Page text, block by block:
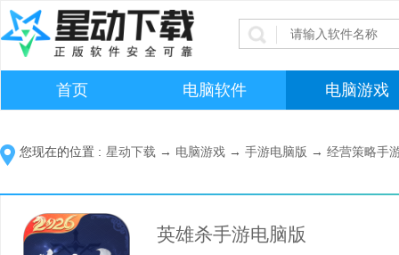
首页 电脑软件 电脑游戏
您现在的位置 : 星动下载 → 电脑游戏 → 手游电脑版 → 经营策略手
英雄杀手游电脑版